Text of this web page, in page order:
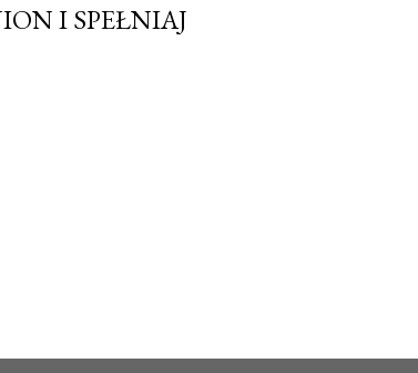
I SPEŁNIAJ